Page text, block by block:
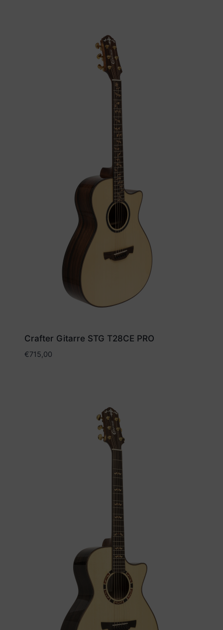
Crafter Gitarre STG T28CE PRO
€715,00